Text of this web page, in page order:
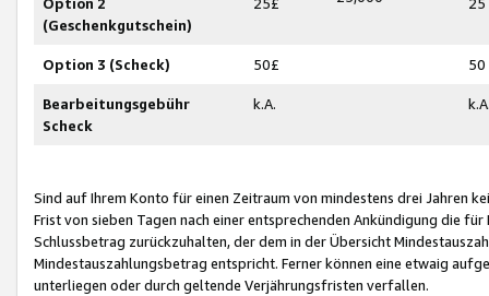
(Geschenkgutschein)
Option 3 (Scheck) 50£ 50
Bearbeitungsgebühr
Scheck
k.A.
Sind auf Ihrem Konto für einen Zeitraum von mindestens drei Jahren
Frist von sieben Tagen nach einer entsprechenden Ankündigung die
Schlussbetrag zurückzuhalten, der dem in der Übersicht
Mindestauszahlungsbetrag entspricht. Ferner können eine etwaig
unterliegen oder durch geltende Verjährungsfristen verfallen.